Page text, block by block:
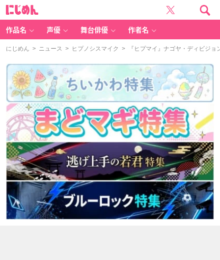
作品名 声優 舞台俳優 作者名
にじめん > ニュース > ヒプノシスマイク > 『ヒプマイ』ナゴヤ・ディビジョ